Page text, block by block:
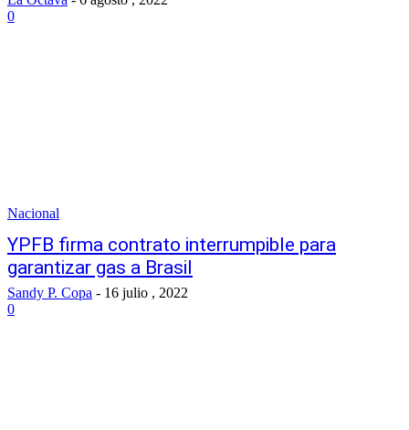
0
Nacional
YPFB firma contrato interrumpible para
garantizar gas a Brasil
Sandy P. Copa - 16 julio , 2022
0